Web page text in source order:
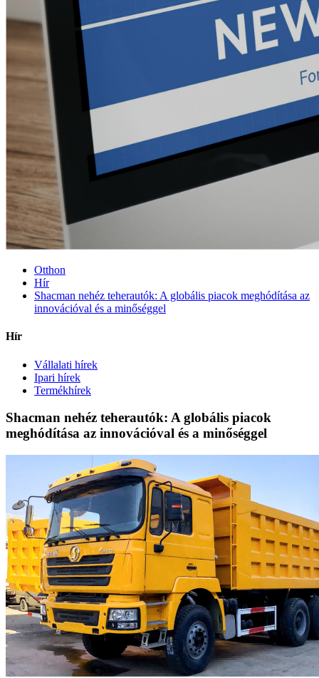
Otthon
Hír
Shacman nehéz teherautók: A globális piacok meghódítása az
innovációval és a minőséggel
Hír
Vállalati hírek
Ipari hírek
Termékhírek
Shacman nehéz teherautók: A globális piacok
meghódítása az innovációval és a minőséggel